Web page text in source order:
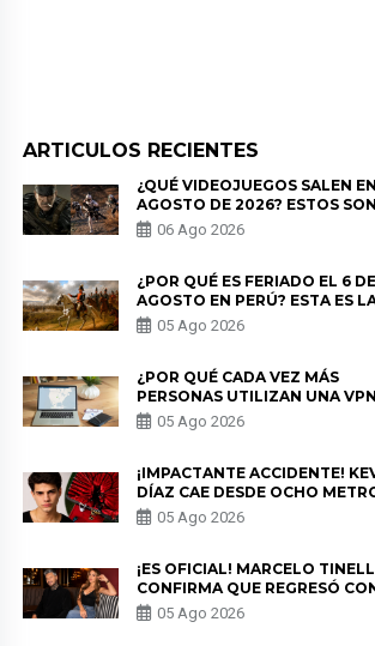
ARTICULOS RECIENTES
¿QUÉ VIDEOJUEGOS SALEN EN
AGOSTO DE 2026? ESTOS SON
LOS ESTRENOS MÁS
06 Ago 2026
¿POR QUÉ ES FERIADO EL 6 DE
AGOSTO EN PERÚ? ESTA ES
HISTORIA
05 Ago 2026
¿POR QUÉ CADA VEZ MÁS
PERSONAS UTILIZAN UNA VPN
PARA PROTEGER SU
PRIVACIDAD?
05 Ago 2026
¡IMPACTANTE ACCIDENTE!
DÍAZ CAE DESDE OCHO
EN “ESTO ES GUERRA” Y
PREOCUPACIÓN
05 Ago 2026
¡ES OFICIAL! MARCELO
CONFIRMA QUE REGRESÓ
MILETT FIGUEROA: “EL AMOR
PUDO MÁS”
05 Ago 2026